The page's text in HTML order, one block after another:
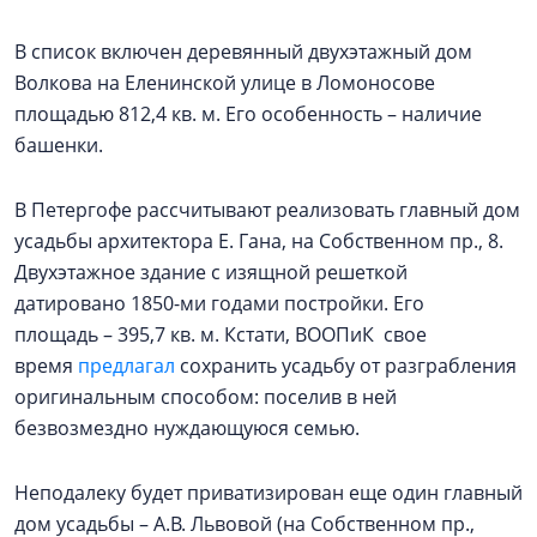
В список включен деревянный двухэтажный дом
Волкова на Еленинской улице в Ломоносове
площадью 812,4 кв. м. Его особенность – наличие
башенки.
В Петергофе рассчитывают реализовать главный дом
усадьбы архитектора Е. Гана, на Собственном пр., 8.
Двухэтажное здание с изящной решеткой
датировано 1850-ми годами постройки. Его
площадь – 395,7 кв. м. Кстати, ВООПиК свое
время предлагал сохранить усадьбу от разграбления
оригинальным способом: поселив в ней
безвозмездно нуждающуюся семью.
Неподалеку будет приватизирован еще один главный
дом усадьбы – А.В. Львовой (на Собственном пр.,